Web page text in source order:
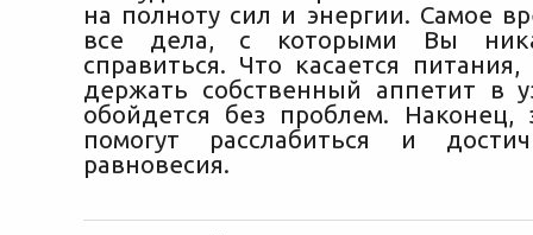
на полноту сил и энергии. Самое
все дела, с которыми Вы
справиться. Что касается
держать собственный аппетит в
обойдется без проблем. Наконец,
помогут расслабиться и
равновесия.